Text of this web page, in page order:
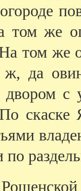
том же
том же
ж, да
двором
скаске
по